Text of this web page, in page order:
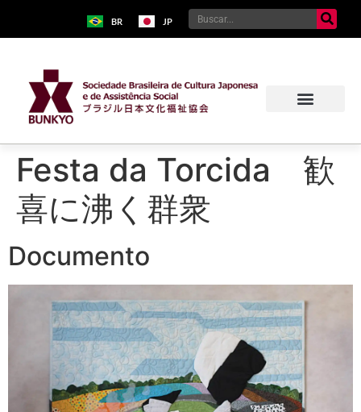
BR JP
Festa da Torcida 歓
喜に沸く群衆
Documento